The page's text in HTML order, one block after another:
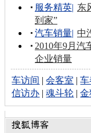
服务精英| 东
到家”
汽车销量| 中
2010年9月汽
企业销量
车访间 |会客室 |车
信访办 |魂斗轮 |金